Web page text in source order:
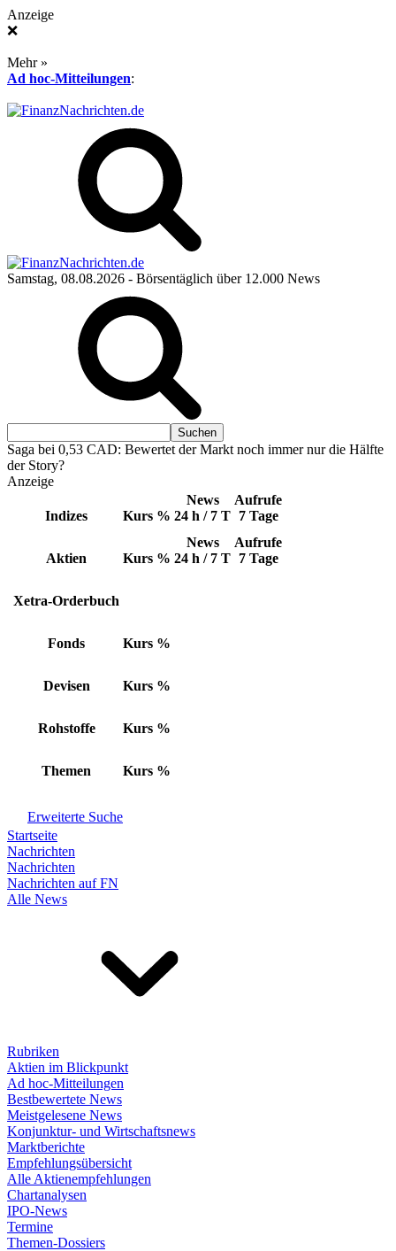
Anzeige
❌
Mehr »
Ad hoc-Mitteilungen:
Samstag, 08.08.2026 - Börsentäglich über 12.000 News
Saga bei 0,53 CAD: Bewertet der Markt noch immer nur die Hälfte
der Story?
Anzeige
Indizes Kurs %
News
24 h / 7 T
Aufrufe
7 Tage
Aktien Kurs %
News
24 h / 7 T
Aufrufe
7 Tage
Xetra-Orderbuch
Fonds Kurs %
Devisen Kurs %
Rohstoffe Kurs %
Themen Kurs %
Erweiterte Suche
Startseite
Nachrichten
Nachrichten
Nachrichten auf FN
Alle News
Rubriken
Aktien im Blickpunkt
Ad hoc-Mitteilungen
Bestbewertete News
Meistgelesene News
Konjunktur- und Wirtschaftsnews
Marktberichte
Empfehlungsübersicht
Alle Aktienempfehlungen
Chartanalysen
IPO-News
Termine
Themen-Dossiers